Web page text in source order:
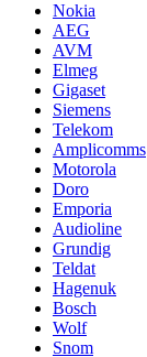
Nokia
AEG
AVM
Elmeg
Gigaset
Siemens
Telekom
Amplicomms
Motorola
Doro
Emporia
Audioline
Grundig
Teldat
Hagenuk
Bosch
Wolf
Snom